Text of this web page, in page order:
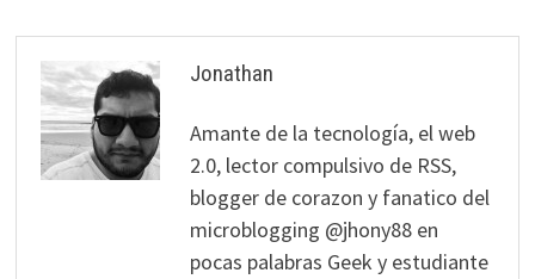
Jonathan
Amante de la tecnología, el web
2.0, lector compulsivo de RSS,
blogger de corazon y fanatico del
microblogging @jhony88 en
pocas palabras Geek y estudiante